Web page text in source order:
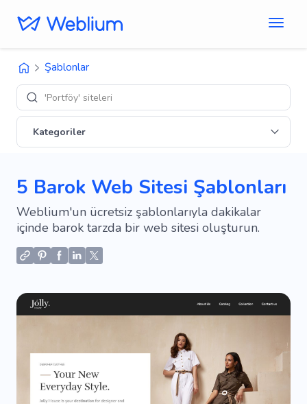
Şablonlar
'Portföy' siteleri
Kategoriler
5 Barok Web Sitesi Şablonları
Weblium'un ücretsiz şablonlarıyla dakikalar
içinde barok tarzda bir web sitesi oluşturun.